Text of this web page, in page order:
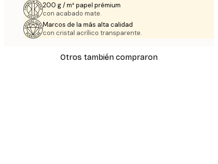
200 g / m² papel prémium
con acabado mate.
Marcos de la más alta calidad
con cristal acrílico transparente.
Otros también compraron